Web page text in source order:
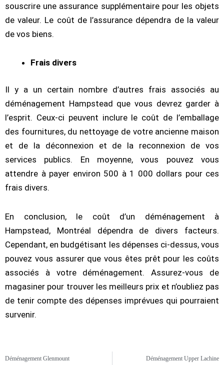
souscrire une assurance supplémentaire pour les objets
de valeur. Le coût de l’assurance dépendra de la valeur
de vos biens.
Frais divers
Il y a un certain nombre d’autres frais associés au
déménagement Hampstead que vous devrez garder à
l’esprit. Ceux-ci peuvent inclure le coût de l’emballage
des fournitures, du nettoyage de votre ancienne maison
et de la déconnexion et de la reconnexion de vos
services publics. En moyenne, vous pouvez vous
attendre à payer environ 500 à 1 000 dollars pour ces
frais divers.
En conclusion, le coût d’un déménagement à
Hampstead, Montréal dépendra de divers facteurs.
Cependant, en budgétisant les dépenses ci-dessus, vous
pouvez vous assurer que vous êtes prêt pour les coûts
associés à votre déménagement. Assurez-vous de
magasiner pour trouver les meilleurs prix et n’oubliez pas
de tenir compte des dépenses imprévues qui pourraient
survenir.
Déménagement Glenmount Déménagement Upper Lachine